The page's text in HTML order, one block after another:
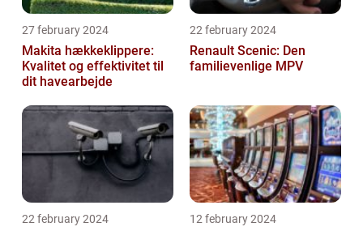
27 february 2024
Makita hækkeklippere:
Kvalitet og effektivitet til
dit havearbejde
22 february 2024
Renault Scenic: Den
familievenlige MPV
22 february 2024 12 february 2024